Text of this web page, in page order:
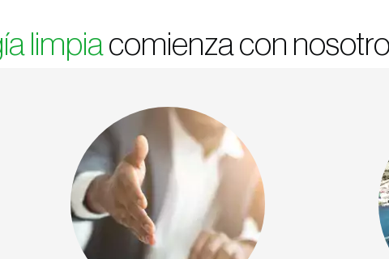
limpiacomienza con